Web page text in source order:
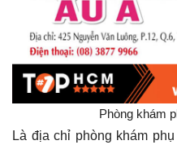
Phòng khám
Là địa chỉ phòng khám